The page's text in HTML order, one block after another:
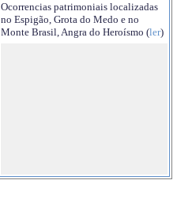
Ocorrencias patrimoniais localizadas
no Espigão, Grota do Medo e no
Monte Brasil, Angra do Heroísmo (ler)